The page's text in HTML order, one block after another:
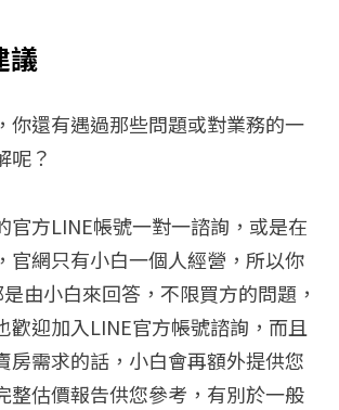
議
你還有遇過那些問題或對業務的一
呢？
官方LINE帳號一對一諮詢，或是在
官網只有小白一個人經營，所以你
由小白來回答，不限買方的問題，
歡迎加入LINE官方帳號諮詢，而且
房需求的話，小白會再額外提供您
整估價報告供您參考，有別於一般